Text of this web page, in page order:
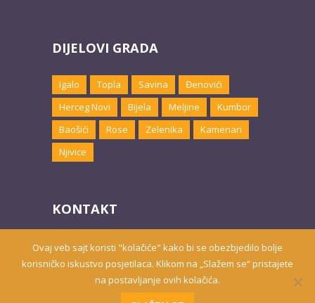
DIJELOVI GRADA
Igalo Topla Savina
Đenovići
Herceg Novi
Bijela Meljine
Kumbor
Baošići
Rose Zelenika
Kamenari
Njivice
KONTAKT
Email:marketing@hnsmjestaj.com
Ovaj veb sajt koristi "kolačiće" kako bi se obezbjedilo bolje
korisničko iskustvo posjetilaca. Klikom na „Slažem se“ pristajete
na postavljanje ovih kolačića.